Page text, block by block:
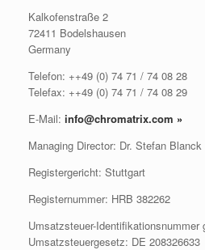
Kalkofenstraße 2
72411 Bodelshausen
Germany
Telefon: ++49 (0) 74 71 / 74 08 28
Telefax: ++49 (0) 74 71 / 74 08 29
E-Mail: info@chromatrix.com »
Managing Director: Dr. Stefan Blanck
Registergericht: Stuttgart
Registernummer: HRB 382262
Umsatzsteuer-Identifikationsnummer
Umsatzsteuergesetz: DE 208326633